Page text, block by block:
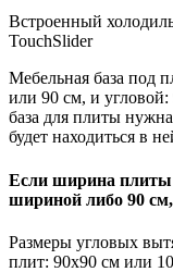
Встроенный
TouchSlider
Мебельная база под
или 90 см, и
база для плиты
будет находиться в
Если ширина плиты
шириной либо 90
Размеры угловых
плит: 90х90 см или